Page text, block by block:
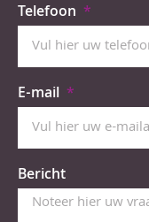
Telefoon
E-mail
Bericht